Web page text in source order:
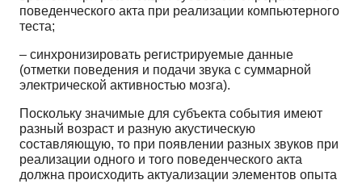
поведенческого акта при реализации компьютерного
теста;
– синхронизировать регистрируемые данные
(отметки поведения и подачи звука с суммарной
электрической активностью мозга).
Поскольку значимые для субъекта события имеют
разный возраст и разную акустическую
составляющую, то при появлении разных звуков при
реализации одного и того поведенческого акта
должна происходить актуализации элементов опыта